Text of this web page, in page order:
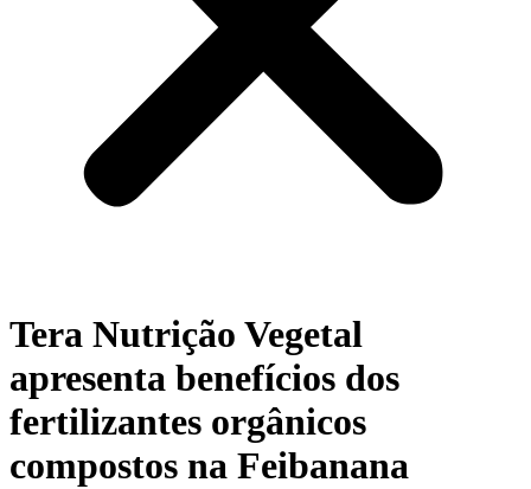
Tera Nutrição Vegetal
apresenta benefícios dos
fertilizantes orgânicos
compostos na Feibanana